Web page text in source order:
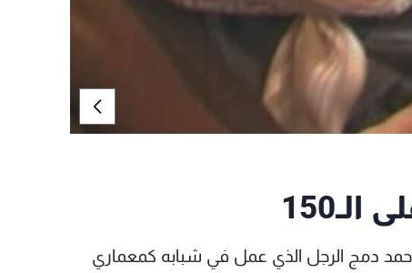
دمج الرجل الذي عمل في شبابه كمعماري